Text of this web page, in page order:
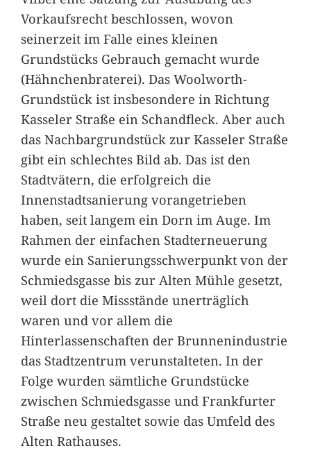
Vorkaufsrecht beschlossen, wovon
seinerzeit im Falle eines kleinen
Grundstücks Gebrauch gemacht wurde
(Hähnchenbraterei). Das Woolworth-
Grundstück ist insbesondere in Richtung
Kasseler Straße ein Schandfleck. Aber auch
das Nachbargrundstück zur Kasseler Straße
gibt ein schlechtes Bild ab. Das ist den
Stadtvätern, die erfolgreich die
Innenstadtsanierung vorangetrieben
haben, seit langem ein Dorn im Auge. Im
Rahmen der einfachen Stadterneuerung
wurde ein Sanierungsschwerpunkt von der
Schmiedsgasse bis zur Alten Mühle gesetzt,
weil dort die Missstände unerträglich
waren und vor allem die
Hinterlassenschaften der Brunnenindustrie
das Stadtzentrum verunstalteten. In der
Folge wurden sämtliche Grundstücke
zwischen Schmiedsgasse und Frankfurter
Straße neu gestaltet sowie das Umfeld des
Alten Rathauses.